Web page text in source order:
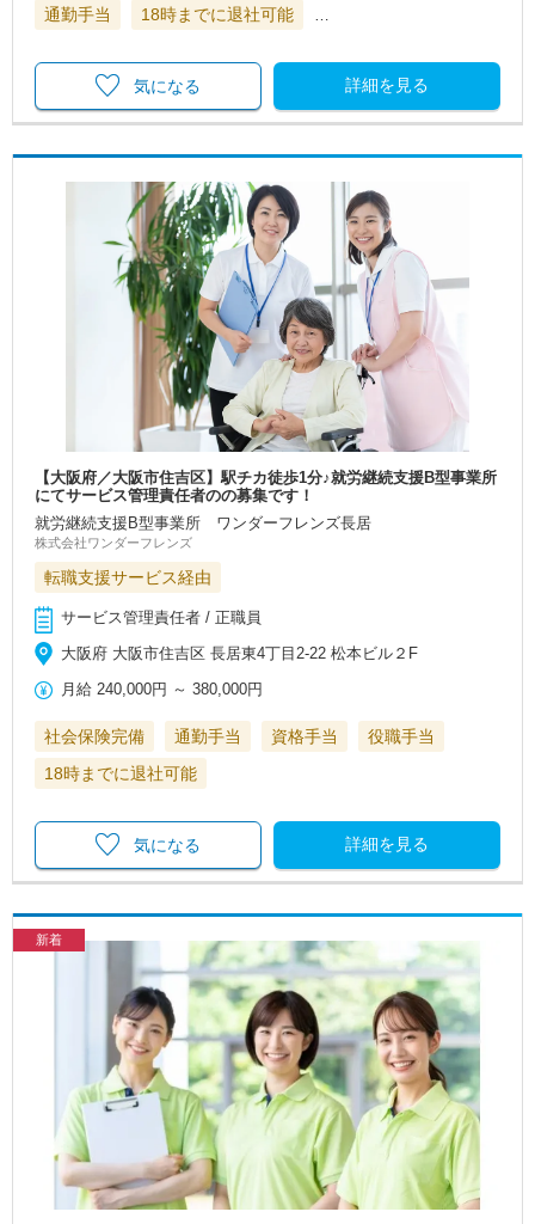
通勤手当 18時までに退社可能 …
詳細を見る
気になる
【大阪府／大阪市住吉区】駅チカ徒歩1分♪就労継続支援B型事業所
にてサービス管理責任者のの募集です！
就労継続支援B型事業所 ワンダーフレンズ長居
株式会社ワンダーフレンズ
転職支援サービス経由
サービス管理責任者 / 正職員
大阪府 大阪市住吉区 長居東4丁目2-22 松本ビル２F
月給 240,000円 ～380,000円
社会保険完備 通勤手当 資格手当
役職手当
18時までに退社可能
詳細を見る
気になる
新着